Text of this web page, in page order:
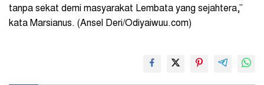
tanpa sekat demi masyarakat Lembata yang sejahtera,”
kata Marsianus. (Ansel Deri/Odiyaiwuu.com)